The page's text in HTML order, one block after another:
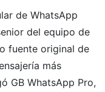
de WhatsApp
del equipo de
fuente original de
más
GB WhatsApp Pro,